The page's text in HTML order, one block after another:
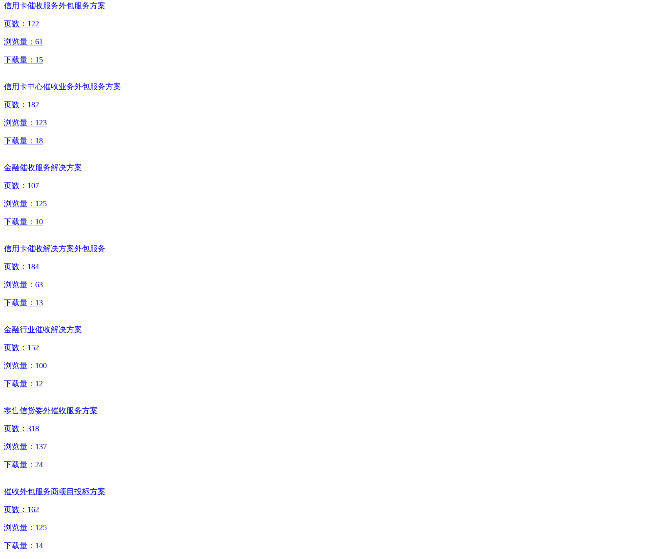
信用卡催收服务外包服务方案
页数： 122
浏览量： 61
下载量： 15
信用卡中心催收业务外包服务方案
页数： 182
浏览量： 123
下载量： 18
金融催收服务解决方案
页数： 107
浏览量： 125
下载量： 10
信用卡催收解决方案外包服务
页数： 184
浏览量： 63
下载量： 13
金融行业催收解决方案
页数： 152
浏览量： 100
下载量： 12
零售信贷委外催收服务方案
页数： 318
浏览量： 137
下载量： 24
催收外包服务商项目投标方案
页数： 162
浏览量： 125
下载量： 14